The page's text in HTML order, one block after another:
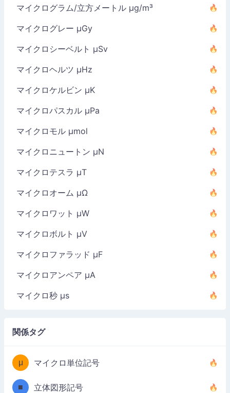
マイクログラム/立方メートル µg/m³
マイクログレー µGy
マイクロシーベルト µSv
マイクロヘルツ µHz
マイクロケルビン µK
マイクロパスカル µPa
マイクロモル µmol
マイクロニュートン µN
マイクロテスラ µT
マイクロオーム µΩ
マイクロワット µW
マイクロボルト µV
マイクロファラッド µF
マイクロアンペア µA
マイクロ秒 µs
関係タグ
μ マイクロ単位記号
■ 立体図形記号